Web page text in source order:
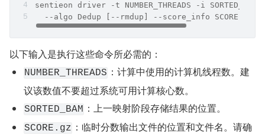
sentieon driver -t NUMBER_THREADS -i SORTED_BAM
--algo Dedup [--rmdup] --score_info SCORE.gz
以下输入是执行这些命令所必需的：
NUMBER_THREADS ：计算中使用的计算机线程数。建
议该数值不要超过系统可用计算核心数。
SORTED_BAM ：上一映射阶段存储结果的位置。
SCORE.gz ：临时分数输出文件的位置和文件名。请确